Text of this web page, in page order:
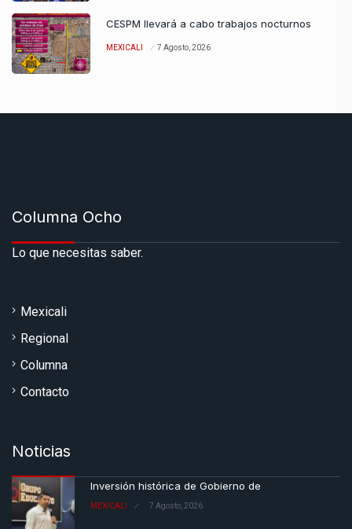
CESPM llevará a cabo trabajos nocturnos
MEXICALI 7 Agosto, 2026
Columna Ocho
Lo que necesitas saber.
Mexicali
Regional
Columna
Contacto
Noticias
Inversión histórica de Gobierno de
MEXICALI 7 Agosto, 2026